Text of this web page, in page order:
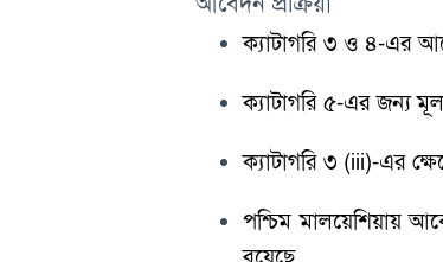
ক্যাটাগরি ৩ ও ৪-এর
ক্যাটাগরি ৫-এর জন্য
ক্যাটাগরি ৩ (iii)-এর
পশ্চিম মালয়েশিয়ায়